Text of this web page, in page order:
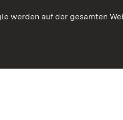
werden auf der gesamten